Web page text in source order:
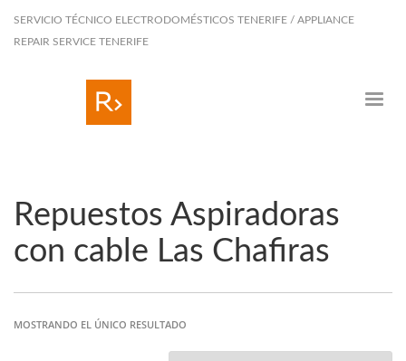
SERVICIO TÉCNICO ELECTRODOMÉSTICOS TENERIFE / APPLIANCE
REPAIR SERVICE TENERIFE
Repuestos Aspiradoras
con cable Las Chafiras
MOSTRANDO EL ÚNICO RESULTADO